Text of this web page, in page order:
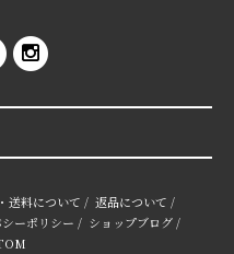
送料について / 返品について /
ーポリシー / ショップブログ/